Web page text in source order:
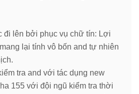
đi lên bởi phục vụ chữ tín: Lợi
lại tính vô bốn and tự nhiên
tra and với tác dụng new
155 với đội ngũ kiểm tra thời